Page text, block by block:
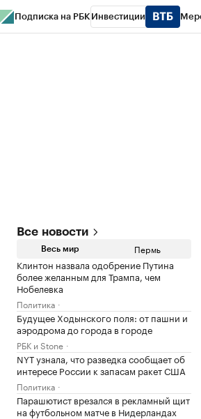
Подписка на РБК Инвестиции
Все новости
Весь мир Пермь
Клинтон назвала одобрение Путина
более желанным для Трампа, чем
Нобелевка
Политика
Будущее Ходынского поля: от пашни и
аэродрома до города в городе
РБК и Stone
NYT узнала, что разведка сообщает об
интересе России к запасам ракет США
Политика
Парашютист врезался в рекламный щит
на футбольном матче в Нидерландах